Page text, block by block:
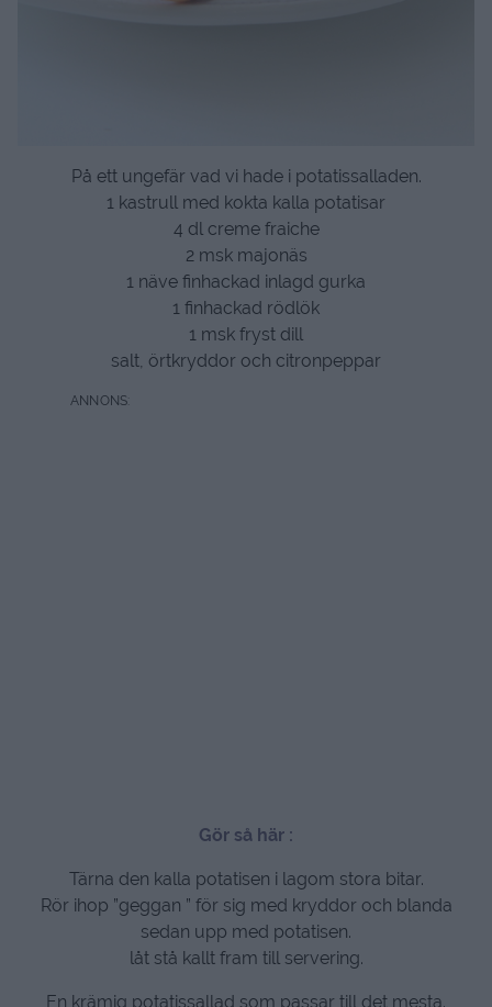
På ett ungefär vad vi hade i potatissalladen.
1 kastrull med kokta kalla potatisar
4 dl creme fraiche
2 msk majonäs
1 näve finhackad inlagd gurka
1 finhackad rödlök
1 msk fryst dill
salt, örtkryddor och citronpeppar
Gör så här :
Tärna den kalla potatisen i lagom stora bitar.
Rör ihop ”geggan ” för sig med kryddor och blanda
sedan upp med potatisen.
låt stå kallt fram till servering.
En krämig potatissallad som passar till det mesta.